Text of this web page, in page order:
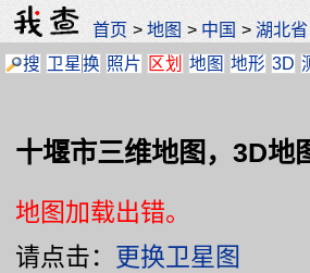
首页 >地图 > 中国 >湖北省
搜 卫星换 照片 区划 地图 地形 3D
十堰市三维地图，3D地
地图加载出错。
请点击： 更换卫星图